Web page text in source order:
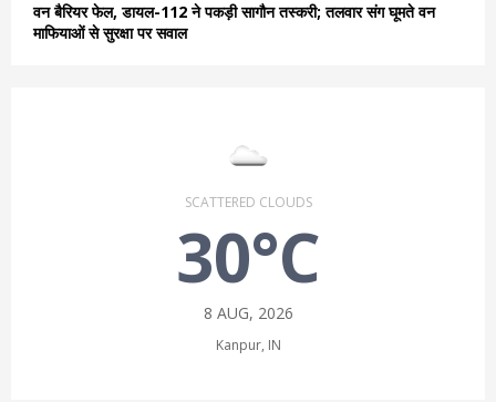
वन बैरियर फेल, डायल-112 ने पकड़ी सागौन तस्करी; तलवार संग घूमते वन
माफियाओं से सुरक्षा पर सवाल
SCATTERED CLOUDS
30°C
8 AUG, 2026
Kanpur, IN